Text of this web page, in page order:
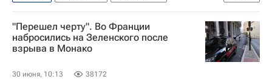
Украина
Ницца
Вадим Ермолаев
Интерпол
"Перешел черту". Во Франции
набросились на Зеленского после
взрыва в Монако
30 июня, 10:13 38172